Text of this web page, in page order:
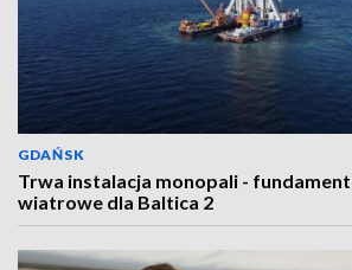
GDAŃSK
Trwa instalacja monopali -
wiatrowe dla Baltica 2